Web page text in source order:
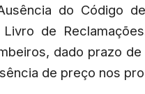
do Código
Livro de
dado prazo
de preço nos